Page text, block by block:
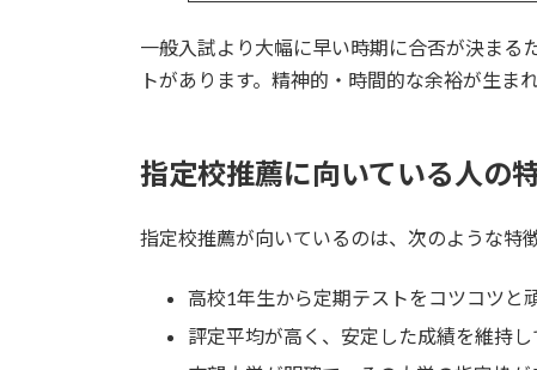
一般入試より大幅に早い時期に合否が決まるた
トがあります。精神的・時間的な余裕が生ま
指定校推薦に向いている人の
指定校推薦が向いているのは、次のような特
高校1年生から定期テストをコツコツと
評定平均が高く、安定した成績を維持し